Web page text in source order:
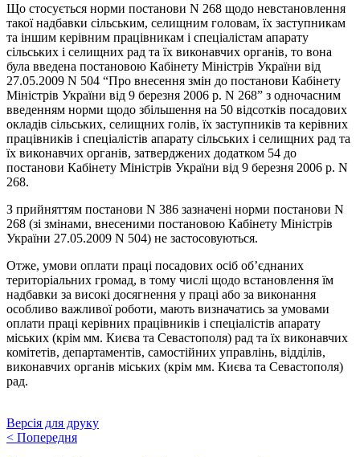
Що стосується норми постанови N 268 щодо невстановлення
такої надбавки сільським, селищним головам, їх заступникам
та іншим керівним працівникам і спеціалістам апарату
сільських і селищних рад та їх виконавчих органів, то вона
була введена постановою Кабінету Міністрів України від
27.05.2009 N 504 “Про внесення змін до постанови Кабінету
Міністрів України від 9 березня 2006 р. N 268” з одночасним
введенням норми щодо збільшення на 50 відсотків посадових
окладів сільських, селищних голів, їх заступників та керівних
працівників і спеціалістів апарату сільських і селищних рад та
їх виконавчих органів, затверджених додатком 54 до
постанови Кабінету Міністрів України від 9 березня 2006 р. N
268.
З прийняттям постанови N 386 зазначені норми постанови N
268 (зі змінами, внесеними постановою Кабінету Міністрів
України 27.05.2009 N 504) не застосовуються.
Отже, умови оплати праці посадових осіб об’єднаних
територіальних громад, в тому числі щодо встановлення їм
надбавки за високі досягнення у праці або за виконання
особливо важливої роботи, мають визначатись за умовами
оплати праці керівних працівників і спеціалістів апарату
міських (крім мм. Києва та Севастополя) рад та їх виконавчих
комітетів, департаментів, самостійних управлінь, відділів,
виконавчих органів міських (крім мм. Києва та Севастополя)
рад.
Версія для друку
< Попередня